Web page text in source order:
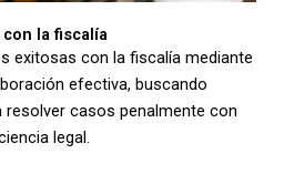
la fiscalía
exitosas con la fiscalía mediante
efectiva, buscando
casos penalmente con
legal.